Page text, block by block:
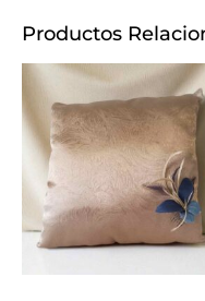
Productos